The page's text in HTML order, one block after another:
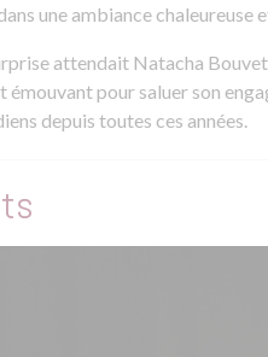
une ambiance chaleureuse
attendait Natacha
émouvant pour saluer son
depuis toutes ces années.